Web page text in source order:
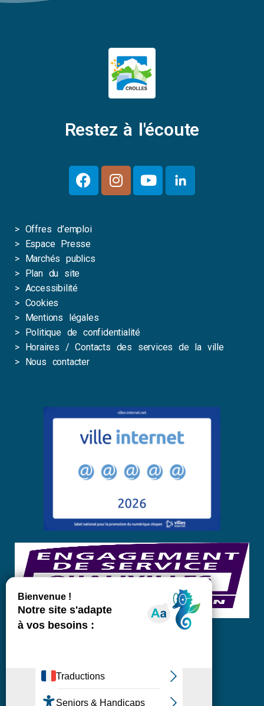
Restez à l'écoute
> Offres d’emploi
> Espace Presse
> Marchés publics
> Plan du site
> Accessibilité
> Cookies
> Mentions légales
> Politique de confidentialité
> Horaires / Contacts des services de la ville
> Nous contacter